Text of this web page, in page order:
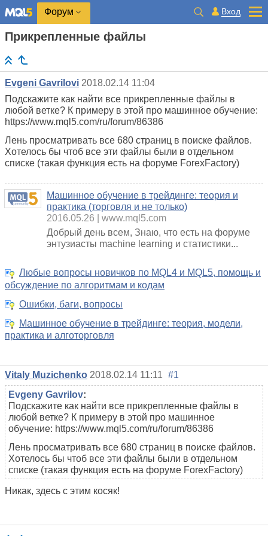
Форум Вход
Прикрепленные файлы
Evgeni Gavrilovi 2018.02.14 11:04
Подскажите как найти все прикрепленные файлы в
любой ветке? К примеру в этой про машинное обучение:
https://www.mql5.com/ru/forum/86386
Лень просматривать все 680 страниц в поиске файлов.
Хотелось бы чтоб все эти файлы были в отдельном
списке (такая функция есть на форуме ForexFactory)
Машинное обучение в трейдинге: теория и
практика (торговля и не только)
2016.05.26
www.mql5.com
Добрый день всем, Знаю, что есть на форуме
энтузиасты machine learning и статистики...
Любые вопросы новичков по MQL4 и MQL5, помощь и
обсуждение по алгоритмам и кодам
Ошибки, баги, вопросы
Машинное обучение в трейдинге: теория, модели,
практика и алготорговля
Vitaly Muzichenko 2018.02.14 11:11 #1
Evgeny Gavrilov:
Подскажите как найти все прикрепленные файлы в
любой ветке? К примеру в этой про машинное
обучение: https://www.mql5.com/ru/forum/86386
Лень просматривать все 680 страниц в поиске файлов.
Хотелось бы чтоб все эти файлы были в отдельном
списке (такая функция есть на форуме ForexFactory)
Никак, здесь с этим косяк!